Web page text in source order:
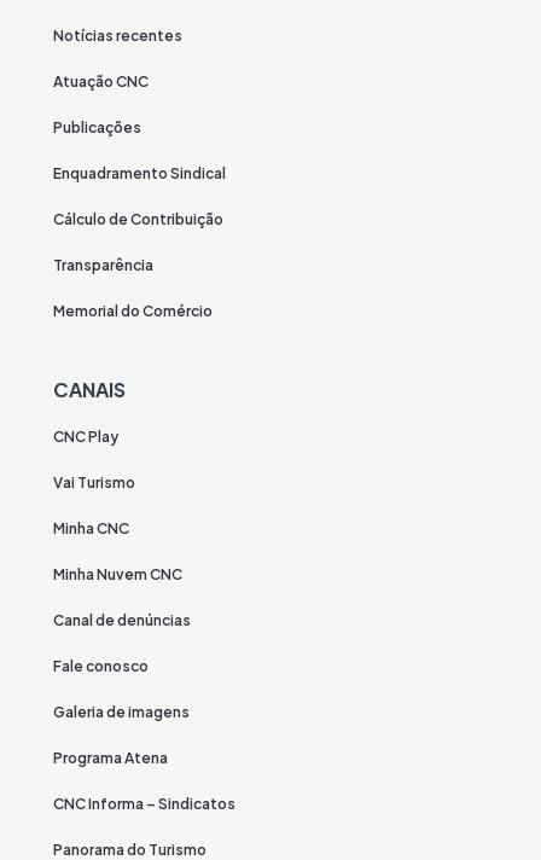
Notícias recentes
Atuação CNC
Publicações
Enquadramento Sindical
Cálculo de Contribuição
Transparência
Memorial do Comércio
CANAIS
CNC Play
Vai Turismo
Minha CNC
Minha Nuvem CNC
Canal de denúncias
Fale conosco
Galeria de imagens
Programa Atena
CNC Informa – Sindicatos
Panorama do Turismo